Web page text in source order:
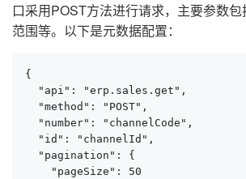
口采用POST方法进行请求，主要参数
范围等。以下是元数据配置：
{
  "api": "erp.sales.get",
  "method": "POST",
  "number": "channelCode",
  "id": "channelId",
  "pagination": {
    "pageSize": 50